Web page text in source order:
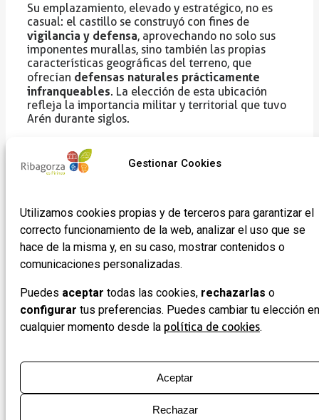
Gestionar Cookies
Utilizamos cookies propias y de terceros para garantizar el
correcto funcionamiento de la web, analizar el uso que se
hace de la misma y, en su caso, mostrar contenidos o
comunicaciones personalizadas.
Puedes aceptar todas las cookies, rechazarlas o
configurar tus preferencias. Puedes cambiar tu elección en
cualquier momento desde la política de cookies.
Aceptar
Rechazar
Su emplazamiento, elevado y estratégico, no es
casual: el castillo se construyó con fines de
vigilancia y defensa, aprovechando no solo sus
imponentes murallas, sino también las propias
características geográficas del terreno, que
ofrecían defensas naturales prácticamente
infranqueables. La elección de esta ubicación
refleja la importancia militar y territorial que tuvo
Arén durante siglos.
cambió de manos en distintas ocasiones.
Perteneció a figuras clave como
poder y control en la comarca. Con el tiempo,
muchas de las piedras que formaban parte de la
fortaleza original fueron reutilizadas para levantar
edificios del actual casco urbano, incluyendo la
nueva iglesia parroquial del pueblo.
Gracias a las excavaciones arqueológicas
realizadas en 2004, hoy podemos comprender
mucho mejor la estructura original del castillo.
Estas investigaciones permitieron descubrir el
además, revelaron la existencia de un conjunto de
tumbas antropomórficas excavadas en la roca
datadas en el siglo XI, que aportan un valor
arqueológico adicional al conjunto monumental.